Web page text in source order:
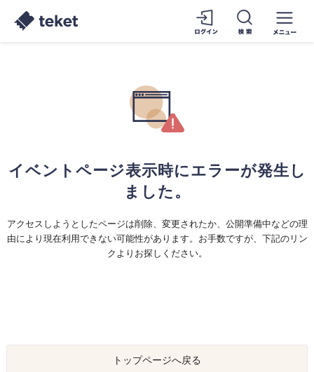
イベントページ表示時にエラーが発生し
ました。
アクセスしようとしたページは削除、変更されたか、公開準備中などの理
由により現在利用できない可能性があります。お手数ですが、下記のリン
クよりお探しください。
トップページへ戻る